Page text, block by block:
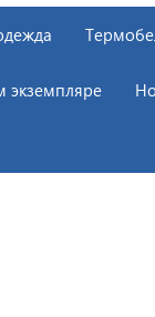
экземпляре